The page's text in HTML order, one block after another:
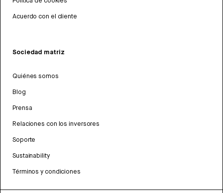
Acuerdo con el cliente
Sociedad matriz
Quiénes somos
Blog
Prensa
Relaciones con los inversores
Soporte
Sustainability
Términos y condiciones